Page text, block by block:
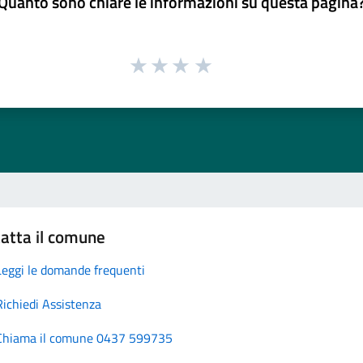
il comune
le domande frequenti
Assistenza
il comune 0437 599735